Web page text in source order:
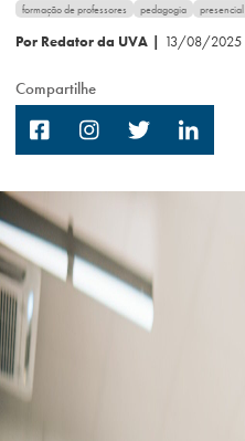
FORMAS DE INGRESSO
FINANCIAMENTO E BOLSAS
Acontece na UVA
Campi/Unidades
Atendimento (21) 2574 8888
Conclua sua Matrícula
formação de professores pedagogia presencial
Por Redator da UVA | 13/08/2025
Compartilhe